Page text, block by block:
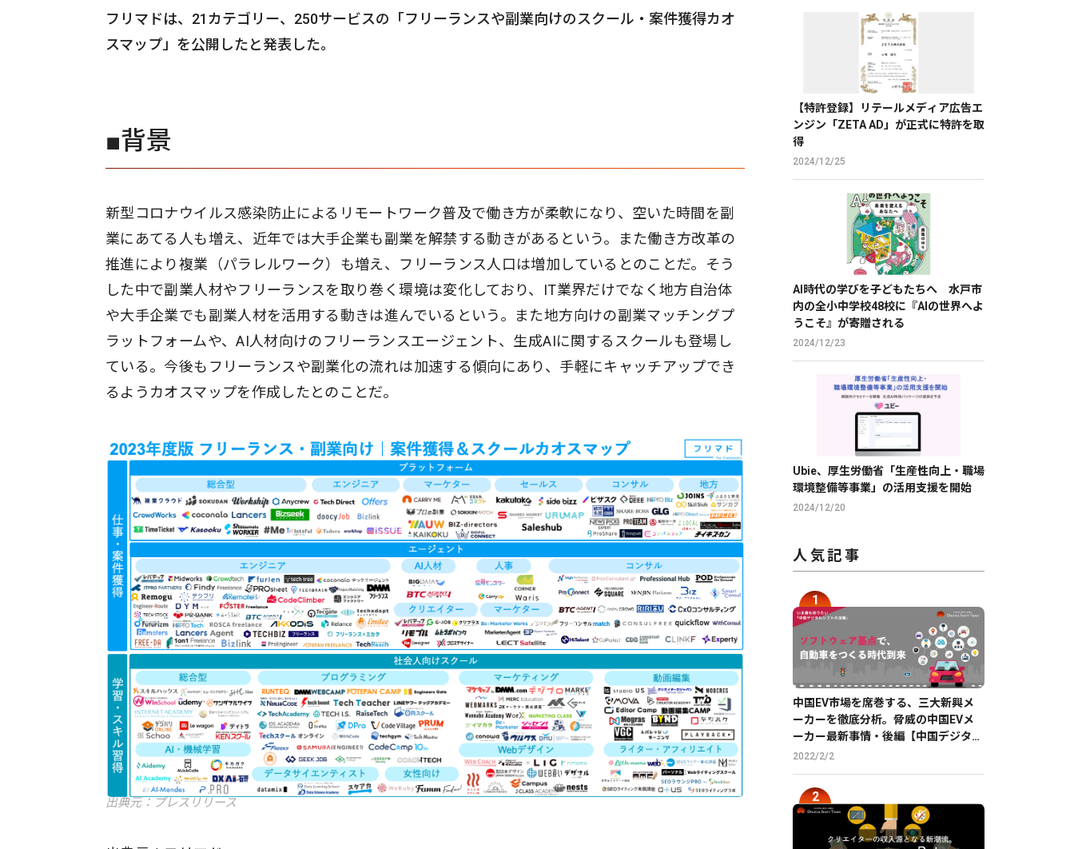
フリマドは、21カテゴリー、250サービスの「フリーランスや副業向けのスクール・案件獲得カオ
スマップ」を公開したと発表した。
■背景
新型コロナウイルス感染防止によるリモートワーク普及で働き方が柔軟になり、空いた時間を副
業にあてる人も増え、近年では大手企業も副業を解禁する動きがあるという。また働き方改革の
推進により複業（パラレルワーク）も増え、フリーランス人口は増加しているとのことだ。そう
した中で副業人材やフリーランスを取り巻く環境は変化しており、IT業界だけでなく地方自治体
や大手企業でも副業人材を活用する動きは進んでいるという。また地方向けの副業マッチングプ
ラットフォームや、AI人材向けのフリーランスエージェント、生成AIに関するスクールも登場し
ている。今後もフリーランスや副業化の流れは加速する傾向にあり、手軽にキャッチアップでき
るようカオスマップを作成したとのことだ。
出典元：プレスリリース
【特許登録】リテールメディア広告エ
ンジン「ZETA AD」が正式に特許を取
得
2024/12/25
AI時代の学びを子どもたちへ 水戸市
内の全小中学校48校に『AIの世界へよ
うこそ』が寄贈される
2024/12/23
Ubie、厚生労働省「生産性向上・職場
環境整備等事業」の活用支援を開始
2024/12/20
人気記事
中国EV市場を席巻する、三大新興メ
ーカーを徹底分析。脅威の中国EVメ
ーカー最新事情・後編【中国デジタル
企業最前線】
2022/2/2